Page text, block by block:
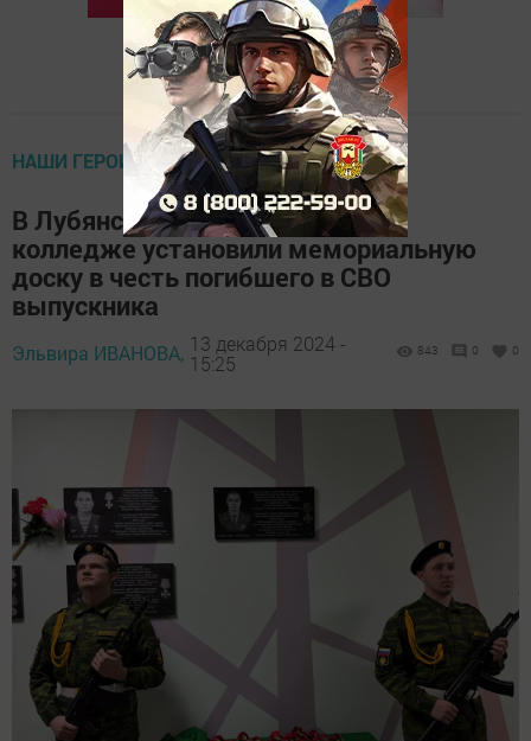
НАШИ ГЕРОИ
В Лубянском лесотехническом
колледже установили мемориальную
доску в честь погибшего в СВО
выпускника
Эльвира ИВАНОВА, 13 декабря 2024 -
15:25
843 0 0